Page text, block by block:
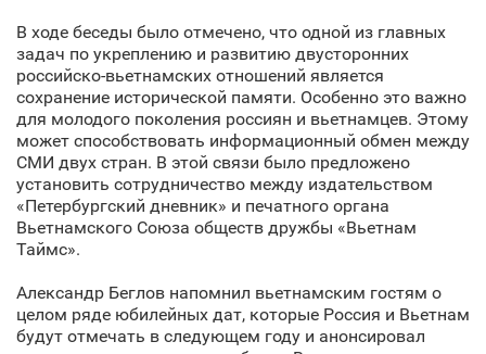
В ходе беседы было отмечено, что одной из главных
задач по укреплению и развитию двусторонних
российско-вьетнамских отношений является
сохранение исторической памяти. Особенно это важно
для молодого поколения россиян и вьетнамцев. Этому
может способствовать информационный обмен между
СМИ двух стран. В этой связи было предложено
установить сотрудничество между издательством
«Петербургский дневник» и печатного органа
Вьетнамского Союза обществ дружбы «Вьетнам
Таймс».
Александр Беглов напомнил вьетнамским гостям о
целом ряде юбилейных дат, которые Россия и Вьетнам
будут отмечать в следующем году и анонсировал